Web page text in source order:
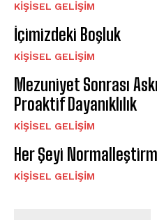
KIŞISEL GELIŞIM
İçimizdeki Boşluk
KIŞISEL GELIŞIM
Mezuniyet Sonrası
Proaktif Dayanıklılık
KIŞISEL GELIŞIM
Her Şeyi
KIŞISEL GELIŞIM